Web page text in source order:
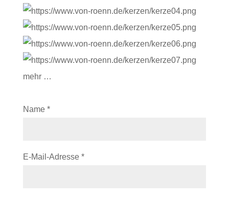
mehr …
Name *
E-Mail-Adresse *